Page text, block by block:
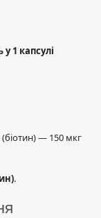
у 1 капсулі
(біотин) — 150 мкг
.